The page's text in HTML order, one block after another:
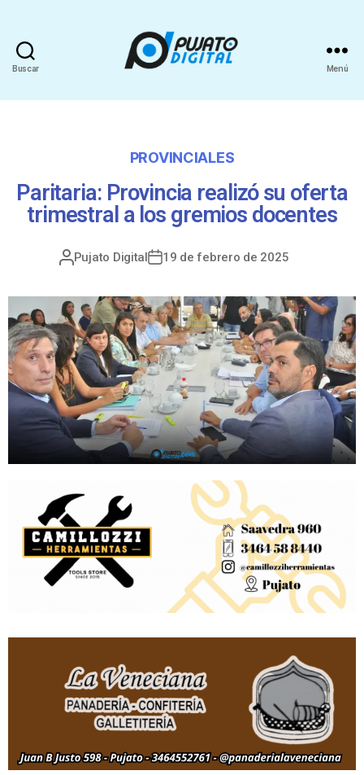
Buscar Menú
PROVINCIALES
Paritaria: Provincia realizó su oferta
trimestral a los gremios docentes
Pujato Digital 19 de febrero de 2025